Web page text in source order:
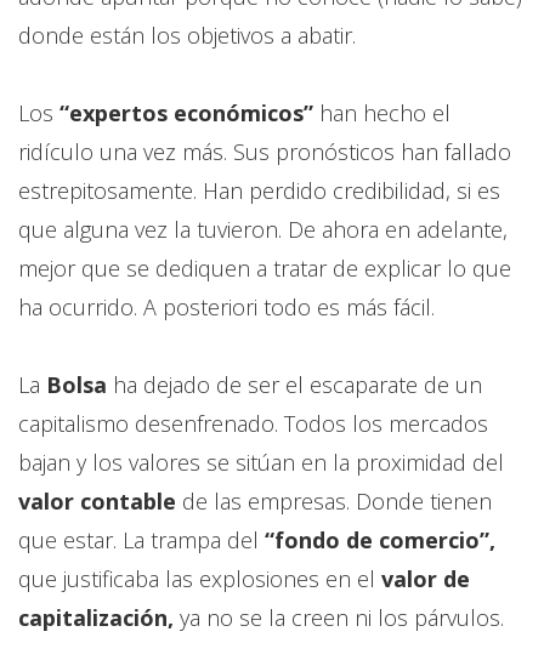
donde están los objetivos a abatir.
Los “expertos económicos” han hecho el
ridículo una vez más. Sus pronósticos han fallado
estrepitosamente. Han perdido credibilidad, si es
que alguna vez la tuvieron. De ahora en adelante,
mejor que se dediquen a tratar de explicar lo que
ha ocurrido. A posteriori todo es más fácil.
La Bolsa ha dejado de ser el escaparate de un
capitalismo desenfrenado. Todos los mercados
bajan y los valores se sitúan en la proximidad del
valor contable de las empresas. Donde tienen
que estar. La trampa del “fondo de comercio”,
que justificaba las explosiones en el valor de
capitalización, ya no se la creen ni los párvulos.